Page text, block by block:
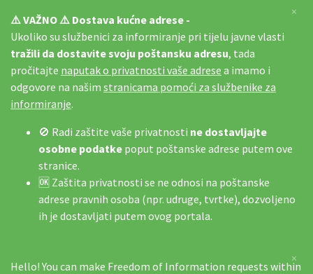
⚠️ VAŽNO ⚠️ Dostava kućne adrese -
Ukoliko su službenici za informiranje pri tijelu javne vlasti
tražili da dostavite svoju poštansku adresu, tada
pročitajte naputak o privatnosti vaše adrese a imamo i
odgovore na našim stranicama pomoći za službenike za
informiranje.
🚫 Radi zaštite vaše privatnosti ne dostavljajte
osobne podatke poput poštanske adrese putem ove
stranice.
🆗 Zaštita privatnosti se ne odnosi na poštanske
adrese pravnih osoba (npr. udruge, tvrtke), dozvoljeno
ih je dostavljati putem ovog portala.
×
Hello! You can make Freedom of Information requests within
×